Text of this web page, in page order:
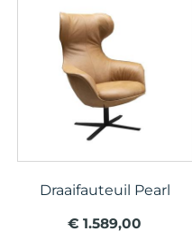
Draaifauteuil Pearl
€ 1.589,00